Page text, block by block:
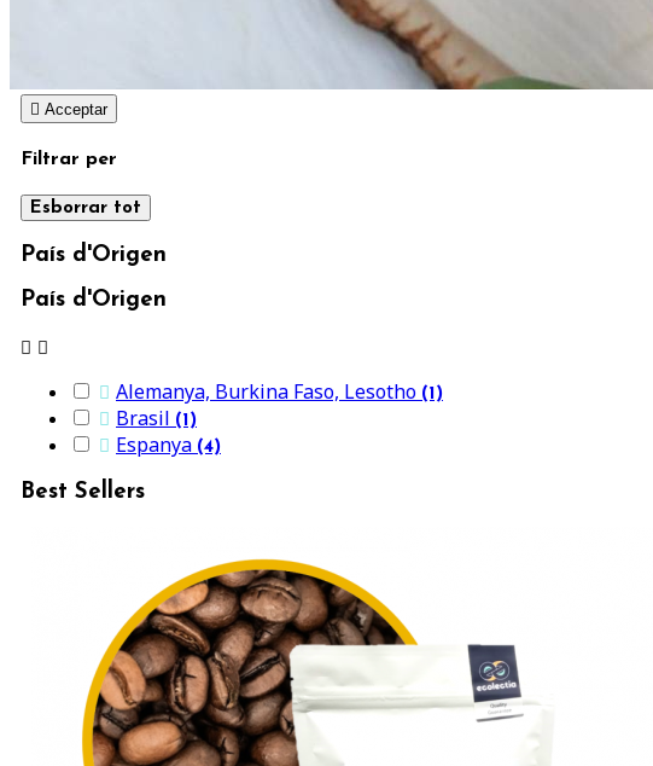
 Acceptar
Filtrar per
Esborrar tot
País d'Origen
País d'Origen
 
 Alemanya, Burkina Faso, Lesotho (1)
 Brasil (1)
 Espanya (4)
Best Sellers